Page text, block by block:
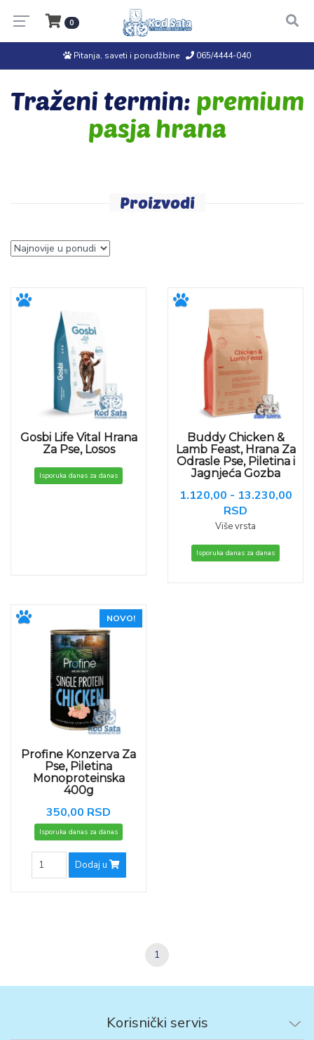
0
Pitanja, saveti i porudžbine 065/4444-040
Traženi termin: premium
pasja hrana
Proizvodi
Gosbi Life Vital Hrana
Za Pse, Losos
Isporuka danas za danas
Buddy Chicken &
Lamb Feast, Hrana Za
Odrasle Pse, Piletina i
Jagnjeća Gozba
1.120,00 - 13.230,00
RSD
Više vrsta
Isporuka danas za danas
NOVO!
Profine Konzerva Za
Pse, Piletina
Monoproteinska
400g
350,00 RSD
Isporuka danas za danas
Dodaj u
1
Korisnički servis